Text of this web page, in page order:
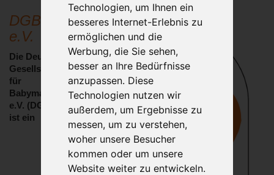
Technologien, um Ihnen ein
besseres Internet-Erlebnis zu
ermöglichen und die
Werbung, die Sie sehen,
besser an Ihre Bedürfnisse
anzupassen. Diese
Technologien nutzen wir
außerdem, um Ergebnisse zu
messen, um zu verstehen,
woher unsere Besucher
kommen oder um unsere
Website weiter zu entwickeln.
DGBM®
e.V.
Die Deutsche
Gesellschaft
für
Babymassage
e.V. (DGBM®)
ist ein